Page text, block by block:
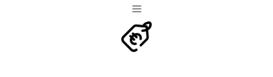
Menu